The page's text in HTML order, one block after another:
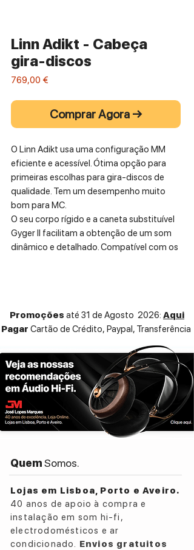
Linn Adikt - Cabeça
gira-discos
769,00 €
Comprar Agora →
O Linn Adikt usa uma configuração MM
eficiente e acessível. Ótima opção para
primeiras escolhas para gira-discos de
qualidade. Tem um desempenho muito
bom para MC.
O seu corpo rígido e a caneta substituível
Gyger II facilitam a obtenção de um som
dinâmico e detalhado. Compatível com os
ESPECIFICAÇÕES TÉCNICAS:
Moving magnet cartridge
Stylus type: Gyger II (replaceable)
Cantilever: Aluminium tube
Pin Connection Type: 1.2 mm gold pin
Mounting Points: 2
Channel Balance at 1 kHz: ±2 dB
Channel Separation at 1kHz: Better than
25 dB
Load Capacitance: 150–200 pF
Tracking Force: 1.5–2.0 g
Cartridge Mass: 8.25 g
Promoções até 31 de Agosto 2026: Aqui
Pagar Cartão de Crédito, Paypal, Transferência
QuemSomos.
Lojas em Lisboa, Porto e Aveiro.
40 anos de apoio à compra e
instalação em som hi-fi,
electrodomésticos e ar
condicionado. Envios gratuitos